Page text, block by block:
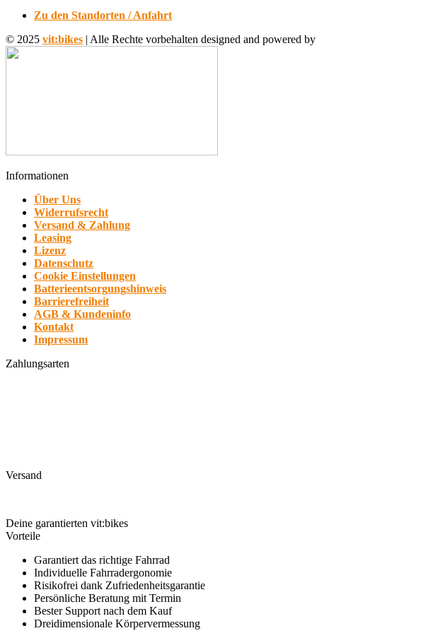
Zu den Standorten / Anfahrt
© 2025 vit:bikes | Alle Rechte vorbehalten designed and powered by
Informationen
Über Uns
Widerrufsrecht
Versand & Zahlung
Leasing
Lizenz
Datenschutz
Cookie Einstellungen
Batterieentsorgungshinweis
Barrierefreiheit
AGB & Kundeninfo
Kontakt
Impressum
Zahlungsarten
Versand
Deine garantierten vit:bikes
Vorteile
Garantiert das richtige Fahrrad
Individuelle Fahrradergonomie
Risikofrei dank Zufriedenheitsgarantie
Persönliche Beratung mit Termin
Bester Support nach dem Kauf
Dreidimensionale Körpervermessung